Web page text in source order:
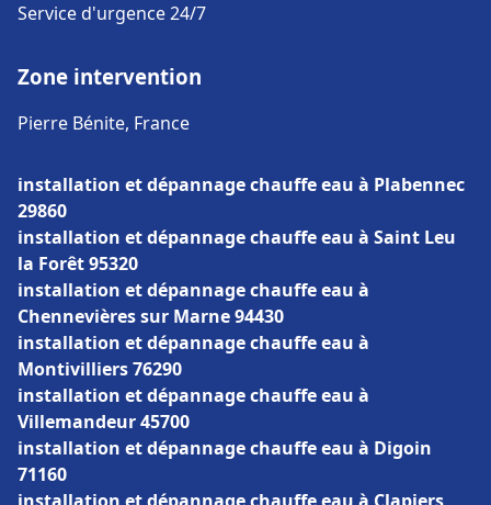
Service d'urgence 24/7
Zone intervention
Pierre Bénite, France
installation et dépannage chauffe eau à Plabennec
29860
installation et dépannage chauffe eau à Saint Leu
la Forêt 95320
installation et dépannage chauffe eau à
Chennevières sur Marne 94430
installation et dépannage chauffe eau à
Montivilliers 76290
installation et dépannage chauffe eau à
Villemandeur 45700
installation et dépannage chauffe eau à Digoin
71160